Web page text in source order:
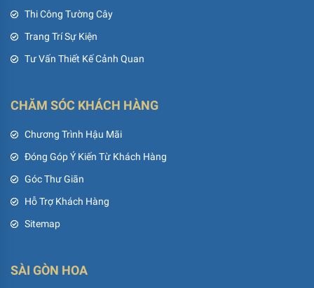
Thi Công Tường Cây
Trang Trí Sự Kiện
Tư Vấn Thiết Kế Cảnh Quan
CHĂM SÓC KHÁCH HÀNG
Chương Trình Hậu Mãi
Đóng Góp Ý Kiến Từ Khách Hàng
Góc Thư Giãn
Hỗ Trợ Khách Hàng
Sitemap
SÀI GÒN HOA